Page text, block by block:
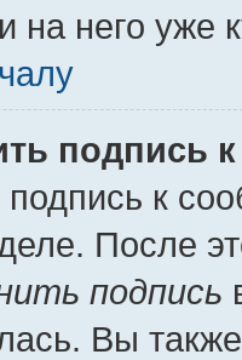
него уже
подпись
к
После
подпись
Вы